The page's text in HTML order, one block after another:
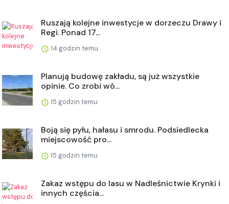
Ruszają kolejne inwestycje w dorzeczu Drawy i
Regi. Ponad 17...
14 godzin temu
Planują budowę zakładu, są już wszystkie
opinie. Co zrobi wó...
15 godzin temu
Boją się pyłu, hałasu i smrodu. Podsiedlecka
miejscowość pro...
15 godzin temu
Zakaz wstępu do lasu w Nadleśnictwie Krynki i
innych częścia...